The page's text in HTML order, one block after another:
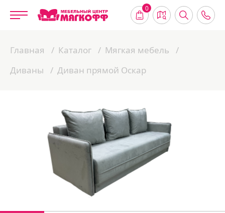
0
Главная Каталог
Мягкая мебель
Диваны
Диван прямой Оскар